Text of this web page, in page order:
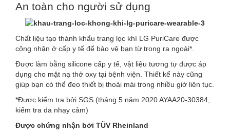
An toàn cho người sử dụng
Chất liệu tạo thành khẩu trang lọc khí LG PuriCare được
công nhận ở cấp y tế để bảo vệ bạn từ trong ra ngoài*.
Được làm bằng silicone cấp y tế, vật liệu tương tự được áp
dụng cho mặt nạ thở oxy tại bệnh viện. Thiết kế này cũng
giúp bạn có thể đeo thiết bị thoải mái trong nhiều giờ liên tục.
*Được kiểm tra bởi SGS (tháng 5 năm 2020 AYAA20-30384,
kiểm tra da nhạy cảm)
Được chứng nhận bởi TÜV Rheinland